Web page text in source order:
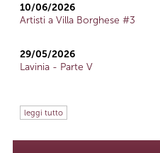
10/06/2026
Artisti a Villa Borghese #3
29/05/2026
Lavinia - Parte V
leggi tutto